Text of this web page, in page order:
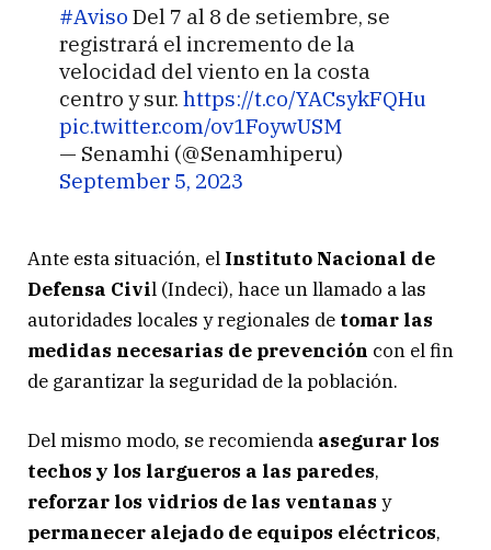
#Aviso Del 7 al 8 de setiembre, se
registrará el incremento de la
velocidad del viento en la costa
centro y sur. https://t.co/YACsykFQHu
pic.twitter.com/ov1FoywUSM
— Senamhi (@Senamhiperu)
September 5, 2023
Ante esta situación, el Instituto Nacional de
Defensa Civil (Indeci), hace un llamado a las
autoridades locales y regionales de tomar las
medidas necesarias de prevención con el fin
de garantizar la seguridad de la población.
Del mismo modo, se recomienda asegurar los
techos y los largueros a las paredes,
reforzar los vidrios de las ventanas y
permanecer alejado de equipos eléctricos,